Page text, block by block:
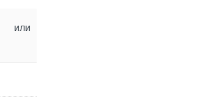
или